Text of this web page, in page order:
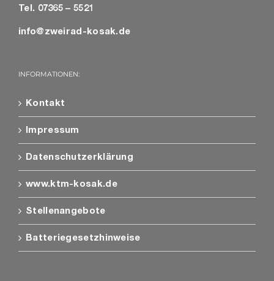
Tel. 07365 – 5521
info@zweirad-kosak.de
INFORMATIONEN:
Kontakt
Impressum
Datenschutzerklärung
www.ktm-kosak.de
Stellenangebote
Batteriegesetzhinweise